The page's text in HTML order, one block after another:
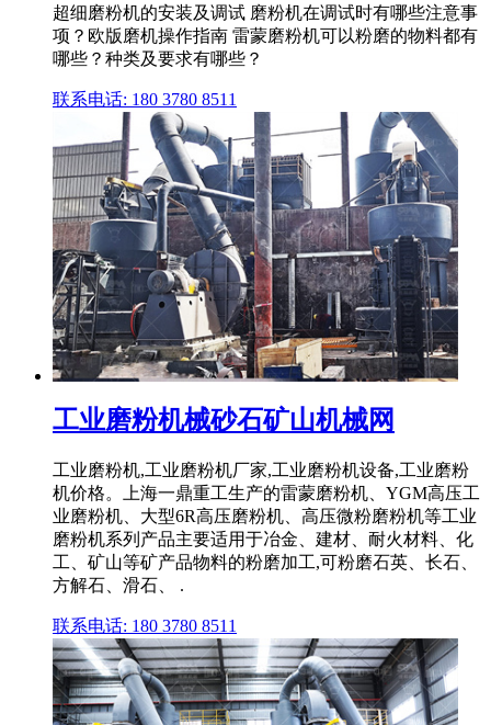
超细磨粉机的安装及调试 磨粉机在调试时有哪些注意事
项？欧版磨机操作指南 雷蒙磨粉机可以粉磨的物料都有
哪些？种类及要求有哪些？
联系电话: 180 3780 8511
工业磨粉机械砂石矿山机械网
工业磨粉机,工业磨粉机厂家,工业磨粉机设备,工业磨粉
机价格。上海一鼎重工生产的雷蒙磨粉机、YGM高压工
业磨粉机、大型6R高压磨粉机、高压微粉磨粉机等工业
磨粉机系列产品主要适用于冶金、建材、耐火材料、化
工、矿山等矿产品物料的粉磨加工,可粉磨石英、长石、
方解石、滑石、 .
联系电话: 180 3780 8511